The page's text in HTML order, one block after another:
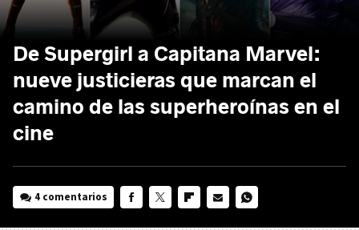
De Supergirl a Capitana Marvel:
nueve justicieras que marcan el
camino de las superheroínas en el
cine
4 comentarios